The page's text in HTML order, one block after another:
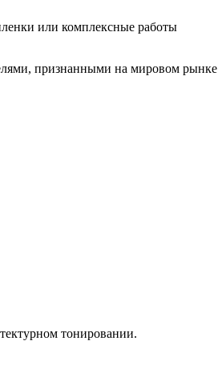
или комплексные работы
признанными на мировом рынке
тонировании.